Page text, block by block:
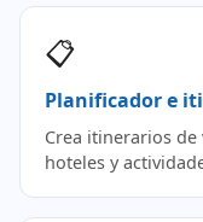
📋
Planificador e
Crea itinerarios de
hoteles y